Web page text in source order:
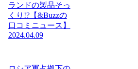
ランドの製品そっ
くり!?【&Buzzの
口コミニュース】
2024.04.09